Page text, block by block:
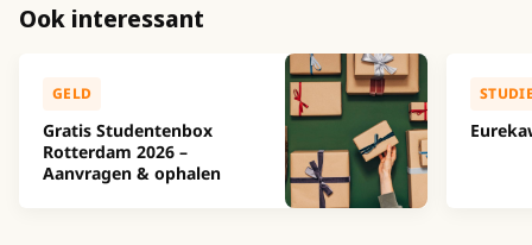
Ook interessant
GELD
Gratis Studentenbox
Rotterdam 2026 –
Aanvragen & ophalen